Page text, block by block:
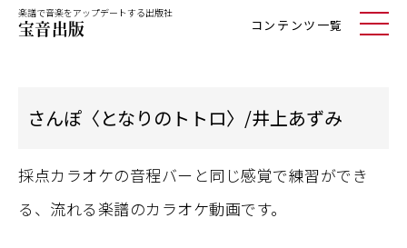
楽譜で音楽をアップデートする出版社
コンテンツ一覧
さんぽ〈となりのトトロ〉/井上あずみ
採点カラオケの音程バーと同じ感覚で練習ができ
る、流れる楽譜のカラオケ動画です。